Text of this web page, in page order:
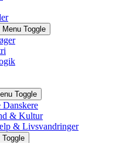
Menu Toggle
Toggle
Danskere
& Kultur
& Livsvandringer
Toggle